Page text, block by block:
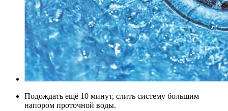
Подождать ещё 10 минут, слить систему большим
напором проточной воды.